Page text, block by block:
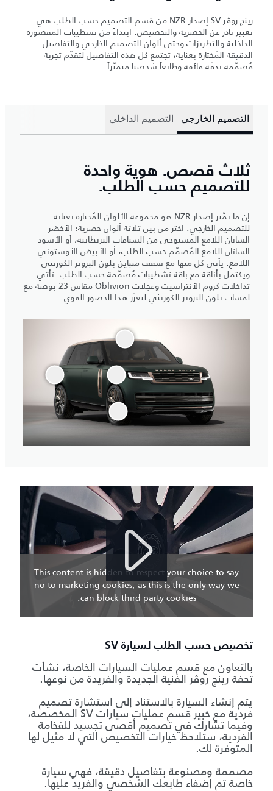
رينج روڤر SV إصدار NZR من قسم التصميم حسب الطلب هي
تعبير نادر عن الحصرية والتخصيص. ابتداءً من تشطيبات المقصورة
الداخلية والتطريزات وحتى ألوان التصميم الخارجي والتفاصيل
الدقيقة المُختارة بعناية، تجتمع كل هذه التفاصيل لتقدّم تجربة
مُصمّمة بدِقّة فائقة وطابعاً شخصيا متميّزاً.
التصميم الخارجي التصميم الداخلي
ثلاث قصص. هوية واحدة
للتصميم حسب الطلب.
إن ما يمّيز إصدار NZR هو مجموعة الألوان المُختارة بعناية
للتصميم الخارجي. اختر من بين ثلاثة ألوان حصرية؛ الأخضر
الساتان اللامع المستوحى من السباقات البريطانية، أو الأسود
الساتان اللامع المُصمّم حسب الطلب، أو الأبيض الأوستوني
اللامع. يأتي كل منها مع سقف متباين بلون البرونز الكورنثي
ويكتمل بأناقة مع باقة تشطيبات مُصمّمة حسب الطلب. تأتي
تداخلات كروم الأنتراسيت وعجلات Oblivion مقاس 23 بوصة مع
لمسات بلون البرونز الكورنثي لتعزّز هذا الحضور القوي.
تخصيص حسب الطلب لسيارة SV
بالتعاون مع قسم عمليات السيارات الخاصة، نشأت
تحفة رينج روڤر الفنية الجديدة والفريدة من نوعها.
يتم إنشاء السيارة بالاستناد إلى استشارة تصميم
فردية مع خبير قسم عمليات سيارات SV المخصصة،
وفيما تشارك في تصميم أقصى تجسيد للفخامة
الفردية، ستلاحظ خيارات التخصيص التي لا مثيل لها
المتوفرة لك.
مصممة ومصنوعة بتفاصيل دقيقة، فهي سيارة
خاصة تم إضفاء طابعك الشخصي والفريد عليها.
This content is hidden to respect your choice to say
no to marketing cookies, as this is the only way we
can block third party cookies.